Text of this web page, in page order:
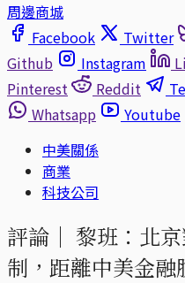
周邊商城
Facebook
Twitter
Github
Instagram
Pinterest
Reddit
Whatsapp
Youtube
中美關係
商業
科技公司
評論｜ 黎班：北
制，距離中美金融